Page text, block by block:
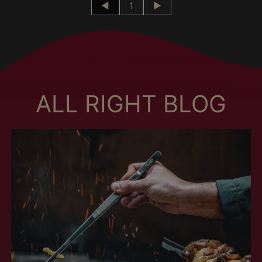
◄ 1 ►
ALL RIGHT BLOG
Bulgária (MXN $)
Burquina Faso (MXN
Butão (MXN $)
Camarões (MXN $)
Camboja (MXN $)
Canadá (MXN $)
Catar (MXN $)
Cazaquistão (MXN
Chade (MXN $)